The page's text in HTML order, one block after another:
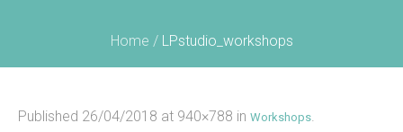
Home / LPstudio_workshops
Published 26/04/2018 at 940×788 in Workshops.